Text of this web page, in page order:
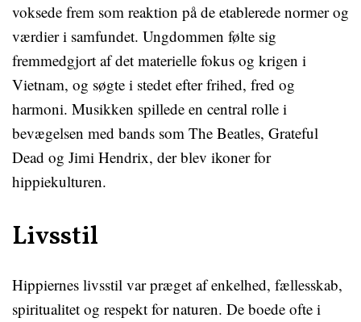
voksede frem som reaktion på de etablerede normer og
værdier i samfundet. Ungdommen følte sig
fremmedgjort af det materielle fokus og krigen i
Vietnam, og søgte i stedet efter frihed, fred og
harmoni. Musikken spillede en central rolle i
bevægelsen med bands som The Beatles, Grateful
Dead og Jimi Hendrix, der blev ikoner for
hippiekulturen.
Livsstil
Hippiernes livsstil var præget af enkelhed, fællesskab,
spiritualitet og respekt for naturen. De boede ofte i